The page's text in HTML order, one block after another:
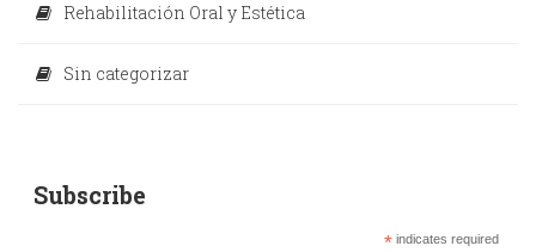
Rehabilitación Oral y Estética
Sin categorizar
Subscribe
*indicates required